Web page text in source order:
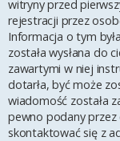
witryny przed
rejestracji przez
Informacja o tym
została wysłana do
zawartymi w niej
dotarła, być może
wiadomość została
pewno podany przez
skontaktować się z